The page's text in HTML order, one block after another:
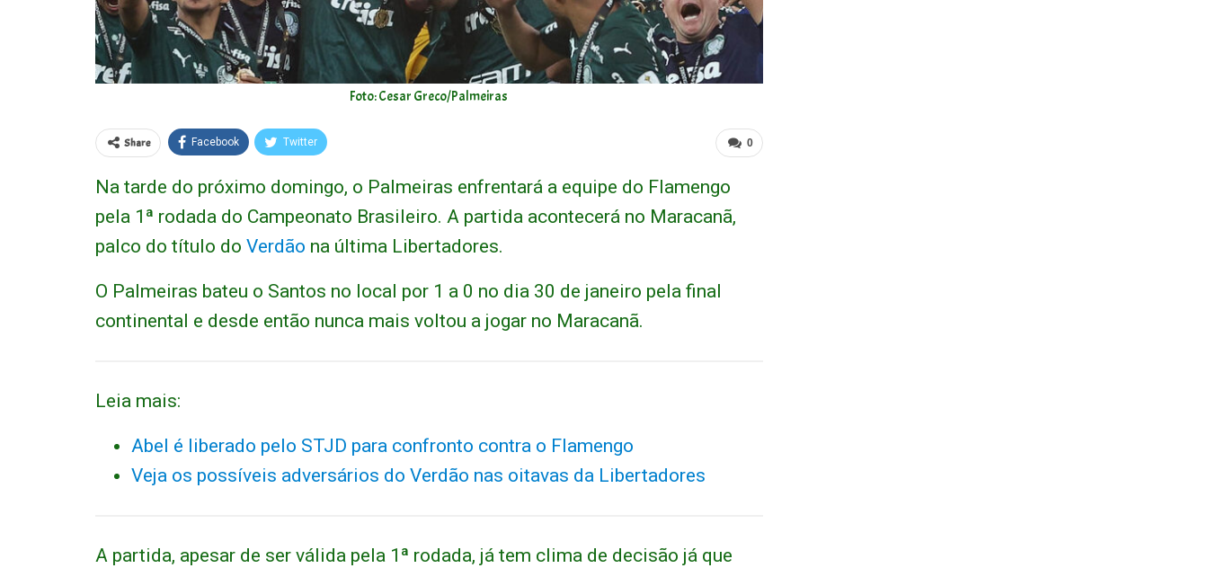
Foto: Cesar Greco/Palmeiras
0
Share Facebook Twitter
Na tarde do próximo domingo, o Palmeiras enfrentará a equipe do Flamengo
pela 1ª rodada do Campeonato Brasileiro. A partida acontecerá no Maracanã,
palco do título do Verdão na última Libertadores.
O Palmeiras bateu o Santos no local por 1 a 0 no dia 30 de janeiro pela final
continental e desde então nunca mais voltou a jogar no Maracanã.
Leia mais:
Abel é liberado pelo STJD para confronto contra o Flamengo
Veja os possíveis adversários do Verdão nas oitavas da Libertadores
A partida, apesar de ser válida pela 1ª rodada, já tem clima de decisão já que